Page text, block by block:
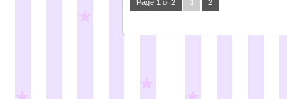
Page 1 of 2 1 2